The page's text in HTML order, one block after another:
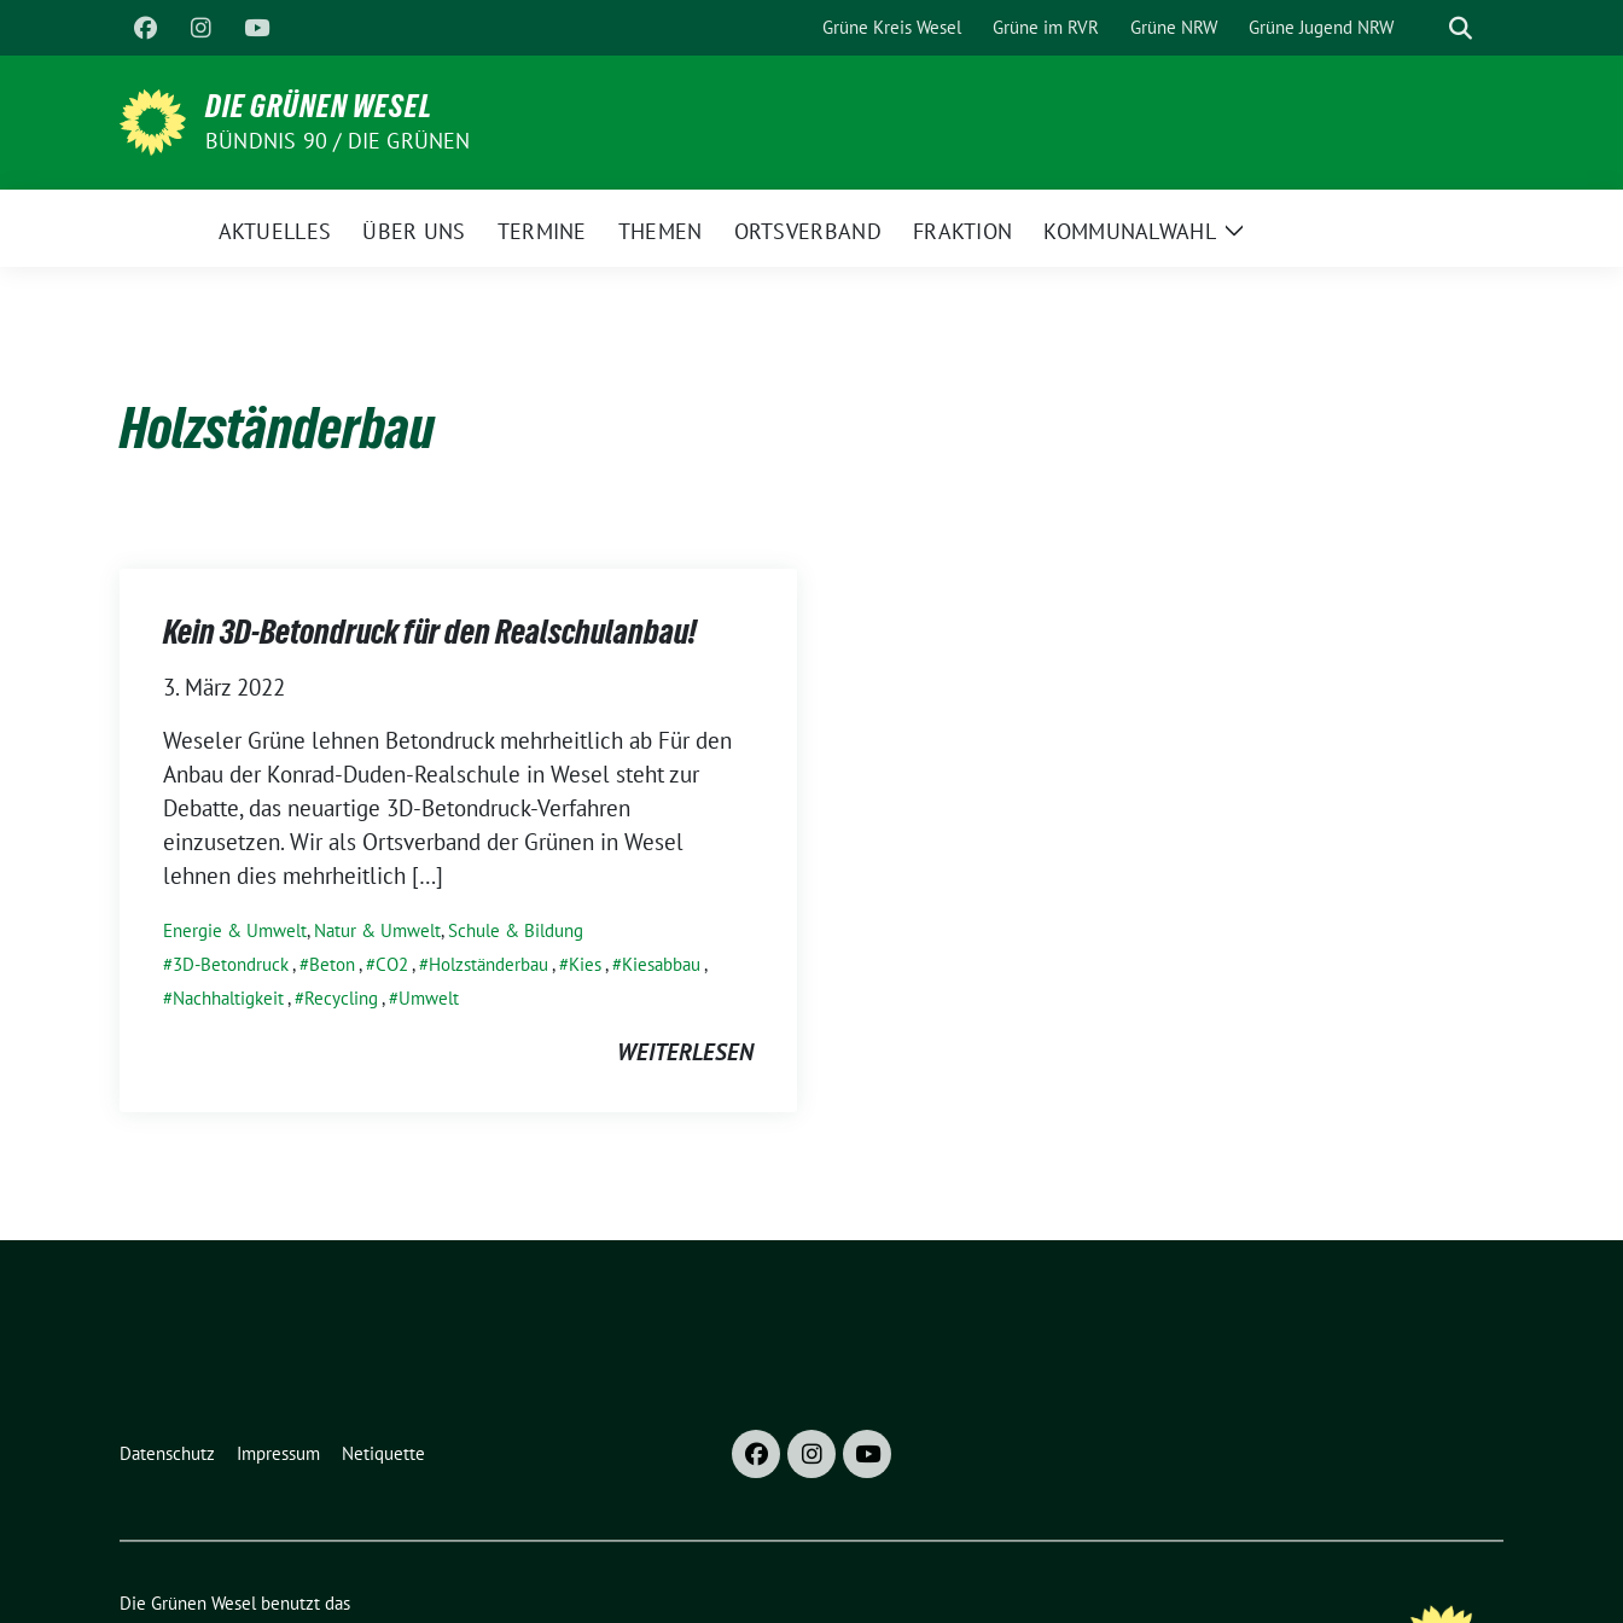
zum
Grüne Kreis Wesel Grüne im RVR Grüne NRW Grüne Jugend NRW Suche
DIE GRÜNEN WESEL
BÜNDNIS 90 / DIE GRÜNEN
AKTUELLES ÜBER UNS TERMINE THEMEN ORTSVERBAND FRAKTION KOMMUNALWAHL
Zeige
Holzständerbau
Kein 3D-Betondruck für den Realschulanbau!
3. März 2022
Weseler Grüne lehnen Betondruck mehrheitlich ab Für den
Anbau der Konrad-Duden-Realschule in Wesel steht zur
Debatte, das neuartige 3D-Betondruck-Verfahren
einzusetzen. Wir als Ortsverband der Grünen in Wesel
lehnen dies mehrheitlich […]
Energie & Umwelt, Natur & Umwelt,Schule & Bildung
3D-Betondruck, Beton, CO2 , Holzständerbau , Kies, Kiesabbau ,
Nachhaltigkeit, Recycling , Umwelt
WEITERLESEN
Datenschutz Impressum Netiquette
Die Grünen Wesel benutzt das